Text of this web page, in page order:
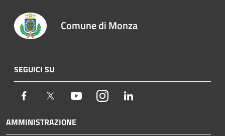
Comune di Monza
SEGUICI SU
Facebook Twitter YoutubeInstagram
AMMINISTRAZIONE